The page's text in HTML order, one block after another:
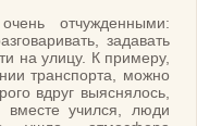
отчужденными:
задавать
на улицу. К примеру,
транспорта, можно
вдруг выяснялось,
вместе учился, люди